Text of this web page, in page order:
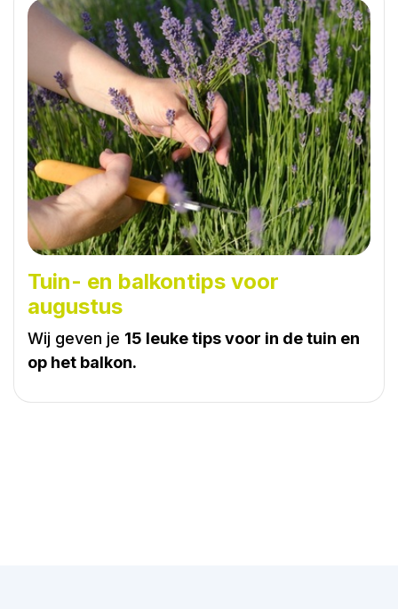
Tuin- en balkontips voor
augustus
Wij geven je 15 leuke tips voor in de tuin en
op het balkon.